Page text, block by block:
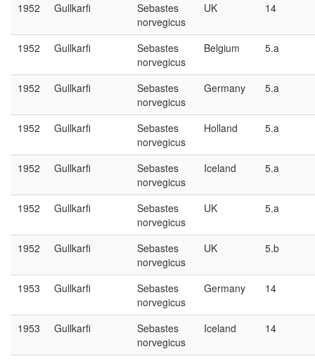
1952 Gullkarfi
Sebastes
norvegicus
UK 14
1952 Gullkarfi
Sebastes
norvegicus
Belgium 5.a
1952 Gullkarfi
Sebastes
norvegicus
Germany 5.a
1952 Gullkarfi
Sebastes
norvegicus
Holland 5.a
1952 Gullkarfi
Sebastes
norvegicus
Iceland 5.a
1952 Gullkarfi
Sebastes
norvegicus
UK 5.a
1952 Gullkarfi
Sebastes
norvegicus
UK 5.b
1953 Gullkarfi
Sebastes
norvegicus
Germany 14
1953 Gullkarfi
Sebastes
norvegicus
Iceland 14